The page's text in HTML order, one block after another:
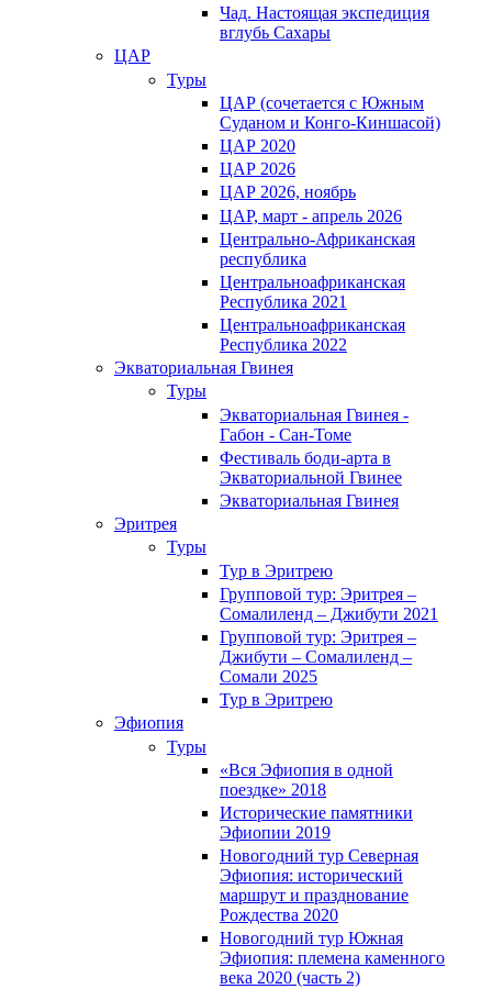
Чад. Настоящая экспедиция
вглубь Сахары
ЦАР
Туры
ЦАР (сочетается с Южным
Суданом и Конго-Киншасой)
ЦАР 2020
ЦАР 2026
ЦАР 2026, ноябрь
ЦАР, март - апрель 2026
Центрально-Африканская
республика
Центральноафриканская
Республика 2021
Центральноафриканская
Республика 2022
Экваториальная Гвинея
Туры
Экваториальная Гвинея -
Габон - Сан-Томе
Фестиваль боди-арта в
Экваториальной Гвинее
Экваториальная Гвинея
Эритрея
Туры
Тур в Эритрею
Групповой тур: Эритрея –
Cомалиленд – Джибути 2021
Групповой тур: Эритрея –
Джибути – Сомалиленд –
Сомали 2025
Тур в Эритрею
Эфиопия
Туры
«Вся Эфиопия в одной
поездке» 2018
Исторические памятники
Эфиопии 2019
Новогодний тур Северная
Эфиопия: исторический
маршрут и празднование
Рождества 2020
Новогодний тур Южная
Эфиопия: племена каменного
века 2020 (часть 2)